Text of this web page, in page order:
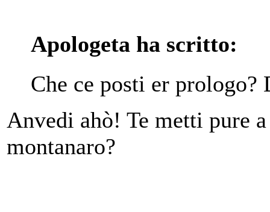
Apologeta ha scritto:
Che ce posti er prologo?
Anvedi ahò! Te metti pure
montanaro?